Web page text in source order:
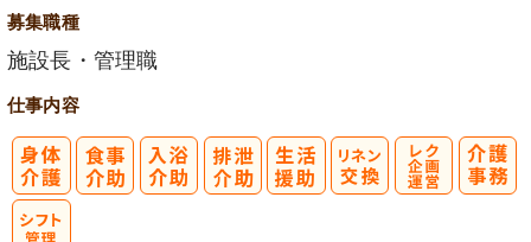
募集職種
施設長・管理職
仕事内容